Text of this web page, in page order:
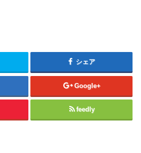
シェア
Google+
feedly